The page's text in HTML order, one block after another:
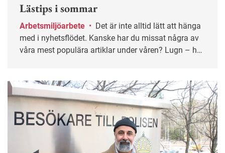
Lästips i sommar
Arbetsmiljöarbete •
med i nyhetsflödet. Kanske har du missat några av
våra mest populära artiklar under våren? Lugn – här